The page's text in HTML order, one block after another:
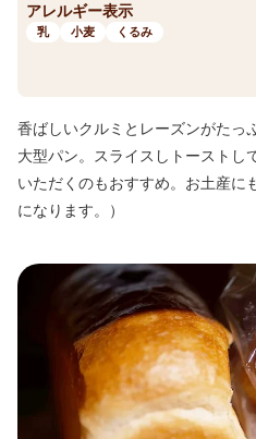
アレルギー表示
乳 小麦 くるみ
香ばしいクルミとレーズンがたっ
大型パン。スライスしトーストし
いただくのもおすすめ。お土産に
になります。）